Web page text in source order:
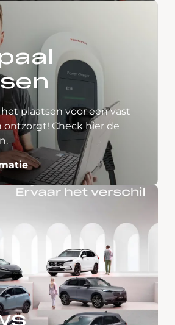
plaatsen voor een vast
ontzorgt! Check hier de